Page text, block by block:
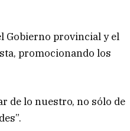
Gobierno provincial y el
promocionando los
de lo nuestro, no sólo de